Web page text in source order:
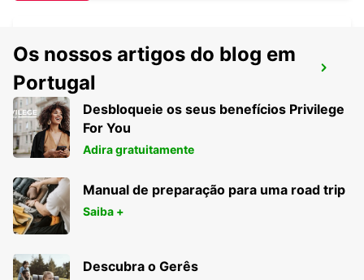
RECKLINGHAUSEN
RECKLINGHAUSEN - GERMANY
Os nossos artigos do blog em
Portugal
Desbloqueie os seus benefícios Privilege
For You
Adira gratuitamente
Manual de preparação para uma road trip
Saiba +
Descubra o Gerês